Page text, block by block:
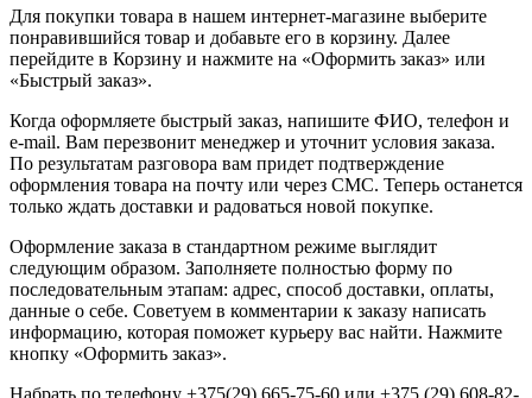
Для покупки товара в нашем интернет-магазине выберите
понравившийся товар и добавьте его в корзину. Далее
перейдите в Корзину и нажмите на «Оформить заказ» или
«Быстрый заказ».
Когда оформляете быстрый заказ, напишите ФИО, телефон и
e-mail. Вам перезвонит менеджер и уточнит условия заказа.
По результатам разговора вам придет подтверждение
оформления товара на почту или через СМС. Теперь останется
только ждать доставки и радоваться новой покупке.
Оформление заказа в стандартном режиме выглядит
следующим образом. Заполняете полностью форму по
последовательным этапам: адрес, способ доставки, оплаты,
данные о себе. Советуем в комментарии к заказу написать
информацию, которая поможет курьеру вас найти. Нажмите
кнопку «Оформить заказ».
Набрать по телефону +375(29) 665-75-60 или +375 (29) 608-82-